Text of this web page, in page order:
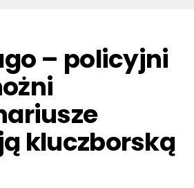
– policyjni
kluczborską